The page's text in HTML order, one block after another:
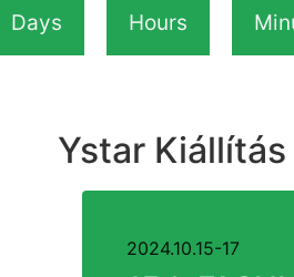
Days Hours
Ystar
2024.10.15-17